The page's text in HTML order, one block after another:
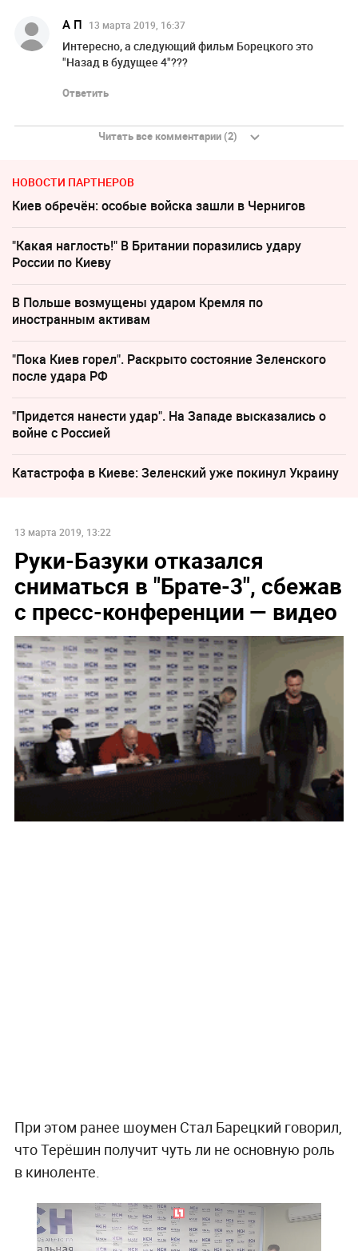
А П 13 марта 2019, 16:37
Интересно, а следующий фильм Борецкого это
"Назад в будущее 4"???
Ответить
Читать все комментарии (2)
НОВОСТИ ПАРТНЕРОВ
Киев обречён: особые войска зашли в Чернигов
"Какая наглость!" В Британии поразились удару
России по Киеву
В Польше возмущены ударом Кремля по
иностранным активам
"Пока Киев горел". Раскрыто состояние Зеленского
после удара РФ
"Придется нанести удар". На Западе высказались о
войне с Россией
Катастрофа в Киеве: Зеленский уже покинул Украину
13 марта 2019, 13:22
Руки-Базуки отказался
сниматься в "Брате-3", сбежав
с пресс-конференции — видео
При этом ранее шоумен Стал Барецкий говорил,
что Терёшин получит чуть ли не основную роль
в киноленте.